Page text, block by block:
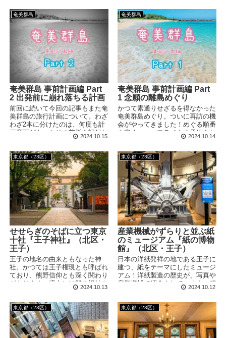
ージアムです。
奄美群島
奄美群島 事前計画編 Part
2 出発前に崩れ落ちる計画
前回に続いて今回の記事もまた奄
美群島の旅行計画について。わざ
わざ2本に分けたのは、何度も計
画変更があったその苦労を記録し
ておきたかったからです！という
ことを記録しただけの記事になり
ます。 訪問日：2024/9/19(木)〜
9/25(水) 突然の欠航連絡 出発6日
前の9/13(金)にあわてて抑えた各
島のフェリー。ここまでは前回の
記事にて。 その日の夕...
2024.10.15
奄美群島
奄美群島 事前計画編 Part
1 念願の離島めぐり
かつて素通りせざるを得なかった
奄美群島めぐり。ついに再訪の機
会がやってきました！めぐる順番
を定めつつ、フライトの予約をし
たり各島での宿と移動手段を確保
きます！
2024.10.14
東京都（23区）
せせらぎのそばに立つ東京
十社『王子神社』（北区・
王子）
王子の地名の由来ともなった神
社。かつては王子権現とも呼ばれ
ており、熊野信仰とも深く関わり
があります。境内には髪の祖神を
まつる末社も。 訪問日：
は訪問時のものです 東京十社の
ひとつ そこから石段を登った先
にあるのが王子神社。境内にはい
くつかルートがありますが、北側
2024.10.13
東京都（23区）
産業機械がずらりと並ぶ紙
のミュージアム『紙の博物
館』（北区・王子）
日本の洋紙発祥の地である王子に
建つ、紙をテーマにしたミュージ
アム！洋紙製造の歴史が、写真や
産業機械で紹介されています。精
巧なる和紙の文化や「世界最大級
2024.10.12
東京都（23区） 東京都（23区）